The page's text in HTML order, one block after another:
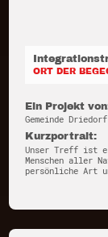
ORT DER
Ein Projekt
Gemeinde Driedorf
Kurzportrait:
Unser Treff ist
Menschen aller
persönliche Art